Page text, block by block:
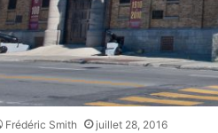
Frédéric Smith juillet 28, 2016